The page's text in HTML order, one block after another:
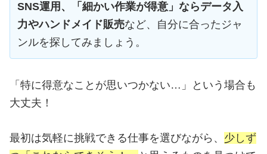
SNS運用、「細かい作業が得意」ならデータ入
力やハンドメイド販売など、自分に合ったジャ
ンルを探してみましょう。
「特に得意なことが思いつかない…」という場合も
大丈夫！
最初は気軽に挑戦できる仕事を選びながら、 少しず